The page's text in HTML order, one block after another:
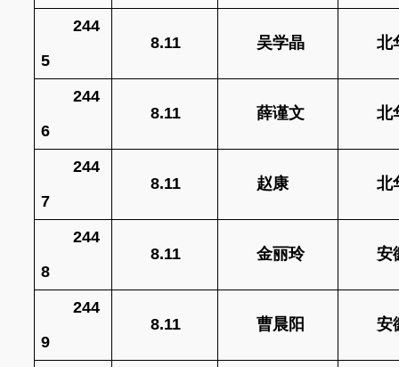
244
5
8.11 吴学晶 北
244
6
8.11 薛谨文 北
244
7
8.11 赵康 北
244
8
8.11 金丽玲 安
244
9
8.11 曹晨阳 安